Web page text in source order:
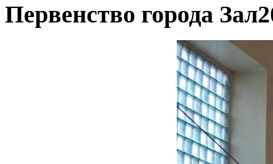
Первенство города